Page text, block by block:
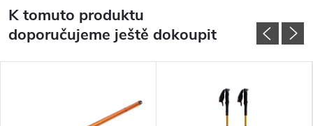
K tomuto produktu
doporučujeme ještě dokoupit